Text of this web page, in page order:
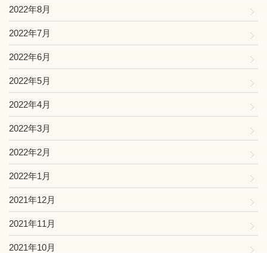
2022年8月
2022年7月
2022年6月
2022年5月
2022年4月
2022年3月
2022年2月
2022年1月
2021年12月
2021年11月
2021年10月